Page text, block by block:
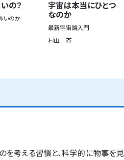
の？
いのか
宇宙は本当にひとつ
なのか
最新宇宙論入門
村山 斉
を考える習慣と、科学的に物事を見